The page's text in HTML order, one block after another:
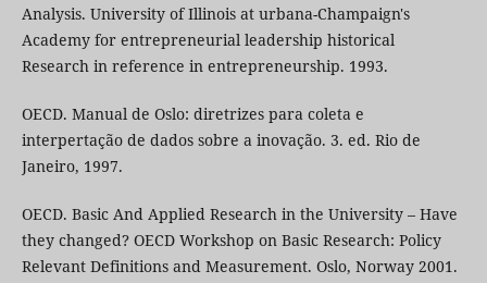
Analysis. University of Illinois at urbana-Champaign's
Academy for entrepreneurial leadership historical
Research in reference in entrepreneurship. 1993.
OECD. Manual de Oslo: diretrizes para coleta e
interpertação de dados sobre a inovação. 3. ed. Rio de
Janeiro, 1997.
OECD. Basic And Applied Research in the University – Have
they changed? OECD Workshop on Basic Research: Policy
Relevant Definitions and Measurement. Oslo, Norway 2001.